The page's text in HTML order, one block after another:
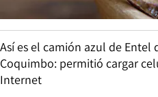
Así es el camión azul de
Coquimbo: permitió cargar
Internet